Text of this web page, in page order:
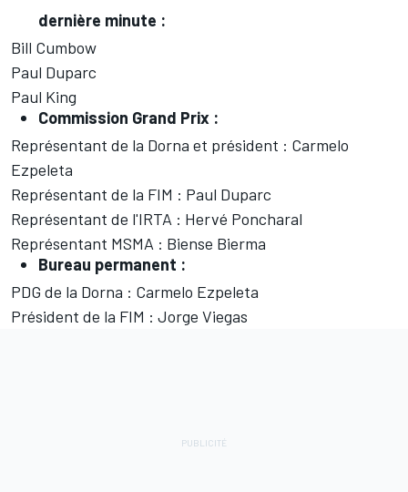
dernière minute :
Bill Cumbow
Paul Duparc
Paul King
Commission Grand Prix :
Représentant de la Dorna et président : Carmelo
Ezpeleta
Représentant de la FIM : Paul Duparc
Représentant de l'IRTA : Hervé Poncharal
Représentant MSMA : Biense Bierma
Bureau permanent :
PDG de la Dorna : Carmelo Ezpeleta
Président de la FIM : Jorge Viegas